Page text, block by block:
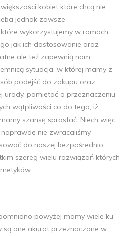
kobiet które chcą nie
jednak zawsze
wykorzystujemy w ramach
jak ich dostosowanie oraz
ale też zapewnią nam
sytuacja, w której mamy z
podejść do zakupu oraz
urody, pamiętać o przeznaczeniu
wątpliwości co do tego, iż
szansę sprostać. Niech więc
nie zwracaliśmy
do naszej bezpośrednio
szereg wielu rozwiązań których
powyżej mamy wiele ku
są one akurat przeznaczone w